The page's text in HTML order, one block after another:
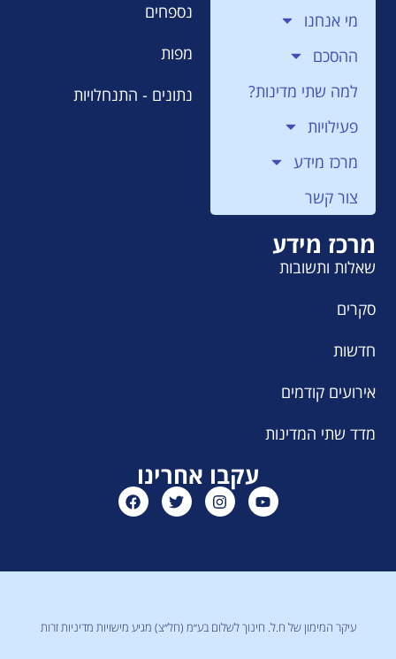
מי אנחנו
ההסכם
למה שתי מדינות?
פעילויות
מרכז מידע
צור קשר
נספחים
מפות
נתונים - התנחלויות
מרכז מידע
שאלות ותשובות
סקרים
חדשות
אירועים קודמים
מדד שתי המדינות
עקבו אחרינו
עיקר המימון של ח.ל. חינוך לשלום בע״מ (חל״צ) מגיע מישויות מדיניות זרות